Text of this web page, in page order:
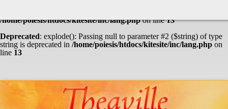
/home/poiesis/htdocs/kitesite/inc/lang.phpon line13
Deprecated: explode(): Passing null to parameter #2 ($string) of type
string is deprecated in /home/poiesis/htdocs/kitesite/inc/lang.php on
line 13